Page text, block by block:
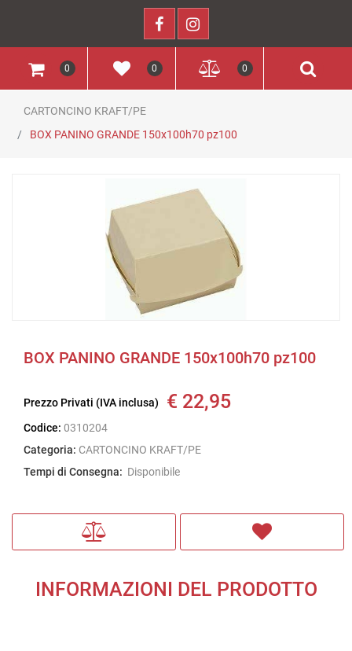
0 0 0
CARTONCINO KRAFT/PE
BOX PANINO GRANDE 150x100h70 pz100
BOX PANINO GRANDE 150x100h70 pz100
Prezzo Privati (IVA inclusa) € 22,95
Codice: 0310204
Categoria: CARTONCINO KRAFT/PE
Tempi di Consegna: Disponibile
INFORMAZIONI DEL PRODOTTO